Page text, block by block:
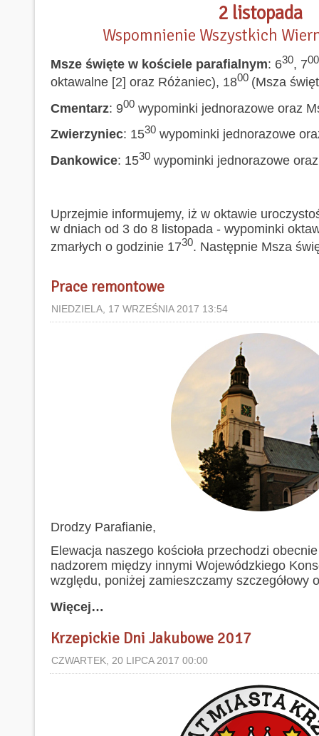
2 listopada
Wspomnienie Wszystkich
Msze święte w kościele parafialnym: 630, 700
oktawalne [2] oraz Różaniec), 1800 (Msza
Cmentarz: 900 wypominki jednorazowe oraz
Zwierzyniec: 1530 wypominki jednorazowe
Dankowice: 1530 wypominki jednorazowe
Uprzejmie informujemy, iż w oktawie
w dniach od 3 do 8 listopada - wypominki
zmarłych o godzinie 1730. Następnie Msza
Prace remontowe
NIEDZIELA, 17 WRZEŚNIA 2017 13:54
Drodzy Parafianie,
Elewacja naszego kościoła przechodzi
nadzorem między innymi Wojewódzkiego
względu, poniżej zamieszczamy szczegółowy
Więcej…
Krzepickie Dni Jakubowe 2017
CZWARTEK, 20 LIPCA 2017 00:00